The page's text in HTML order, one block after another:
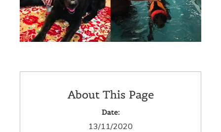
About This Page
Date:
13/11/2020